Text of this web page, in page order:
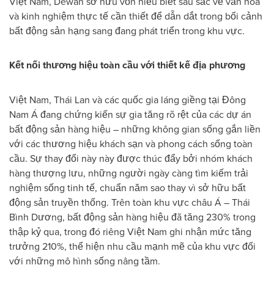
và kinh nghiệm thực tế cần thiết để dẫn dắt trong bối cảnh
bất động sản hạng sang đang phát triển trong khu vực.
Kết nối thương hiệu toàn cầu với thiết kế địa phương
Việt Nam, Thái Lan và các quốc gia láng giềng tại Đông
Nam Á đang chứng kiến sự gia tăng rõ rệt của các dự án
bất động sản hàng hiệu – những không gian sống gắn liền
với các thương hiệu khách sạn và phong cách sống toàn
cầu. Sự thay đổi này này được thúc đẩy bởi nhóm khách
hàng thượng lưu, những người ngày càng tìm kiếm trải
nghiệm sống tinh tế, chuẩn năm sao thay vì sở hữu bất
động sản truyền thống. Trên toàn khu vực châu Á – Thái
Bình Dương, bất động sản hàng hiệu đã tăng 230% trong
thập kỷ qua, trong đó riêng Việt Nam ghi nhận mức tăng
trưởng 210%, thể hiện nhu cầu mạnh mẽ của khu vực đối
với những mô hình sống nâng tầm.